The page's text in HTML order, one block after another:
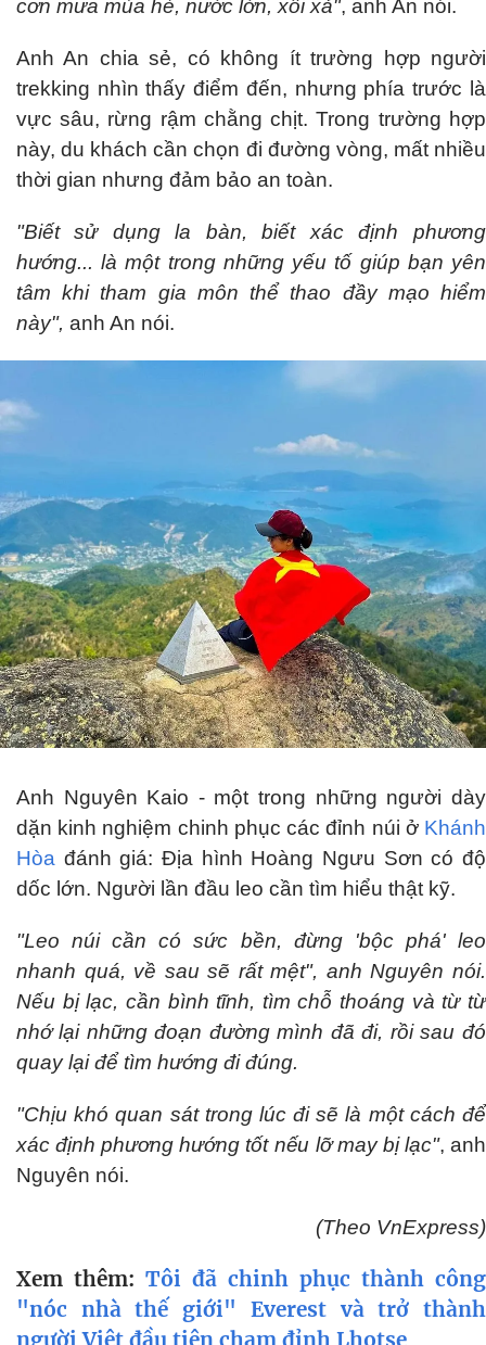
cơn mưa mùa hè, nước lớn, xối xả", anh An nói.
Anh An chia sẻ, có không ít trường hợp người
trekking nhìn thấy điểm đến, nhưng phía trước là
vực sâu, rừng rậm chằng chịt. Trong trường hợp
này, du khách cần chọn đi đường vòng, mất nhiều
thời gian nhưng đảm bảo an toàn.
"Biết sử dụng la bàn, biết xác định phương
hướng... là một trong những yếu tố giúp bạn yên
tâm khi tham gia môn thể thao đầy mạo hiểm
này", anh An nói.
Anh Nguyên Kaio - một trong những người dày
dặn kinh nghiệm chinh phục các đỉnh núi ở Khánh
Hòa đánh giá: Địa hình Hoàng Ngưu Sơn có độ
dốc lớn. Người lần đầu leo cần tìm hiểu thật kỹ.
"Leo núi cần có sức bền, đừng 'bộc phá' leo
nhanh quá, về sau sẽ rất mệt", anh Nguyên nói.
Nếu bị lạc, cần bình tĩnh, tìm chỗ thoáng và từ từ
nhớ lại những đoạn đường mình đã đi, rồi sau đó
quay lại để tìm hướng đi đúng.
"Chịu khó quan sát trong lúc đi sẽ là một cách để
xác định phương hướng tốt nếu lỡ may bị lạc", anh
Nguyên nói.
(Theo VnExpress)
Xem thêm: Tôi đã chinh phục thành công
"nóc nhà thế giới" Everest và trở thành